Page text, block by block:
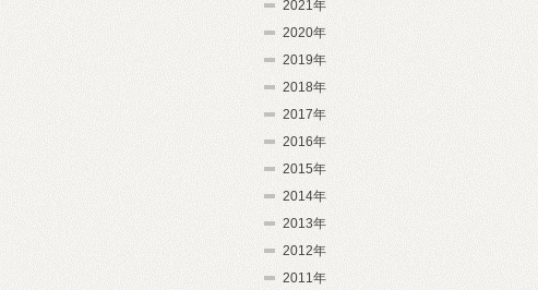
2021年
2020年
2019年
2018年
2017年
2016年
2015年
2014年
2013年
2012年
2011年